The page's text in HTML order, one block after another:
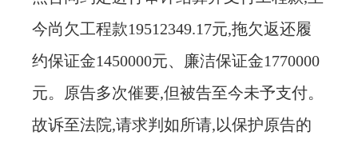
今尚欠工程款19512349.17元,拖欠返还履
约保证金1450000元、廉洁保证金1770000
元。原告多次催要,但被告至今未予支付。
故诉至法院,请求判如所请,以保护原告的